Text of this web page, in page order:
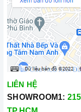
LIÊN HỆ
SHOWROOM1: